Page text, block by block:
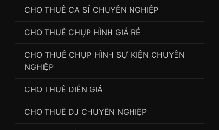
CHO THUÊ CA SĨ CHUYÊN NGHIỆP
CHO THUÊ CHỤP HÌNH GIÁ RẺ
CHO THUÊ CHỤP HÌNH SỰ KIỆN CHUYÊN
NGHIỆP
CHO THUÊ DIỄN GIẢ
CHO THUÊ DJ CHUYÊN NGHIỆP